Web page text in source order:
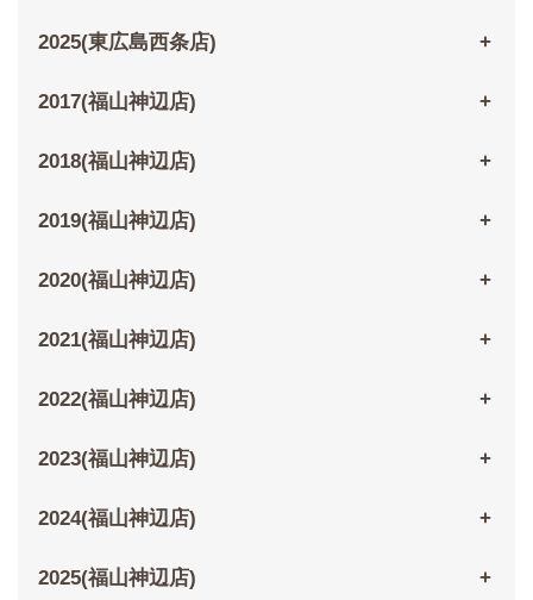
2025(東広島西条店)
2017(福山神辺店)
2018(福山神辺店)
2019(福山神辺店)
2020(福山神辺店)
2021(福山神辺店)
2022(福山神辺店)
2023(福山神辺店)
2024(福山神辺店)
2025(福山神辺店)